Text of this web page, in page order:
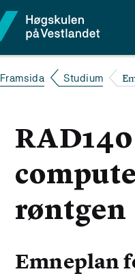
Framsida Studium
røntgen
Emneplan